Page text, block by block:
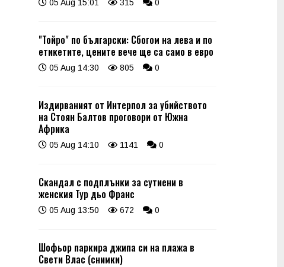
05 Aug 15:01 315 0
"Тойро" по български: Сбогом на лева и по
етикетите, цените вече ще са само в евро
05 Aug 14:30 805 0
Издирваният от Интерпол за убийството
на Стоян Балтов проговори от Южна
Африка
05 Aug 14:10 1141 0
Скандал с подплънки за сутиени в
женския Тур дьо Франс
05 Aug 13:50 672 0
Шофьор паркира джипа си на плажа в
Свети Влас (снимки)